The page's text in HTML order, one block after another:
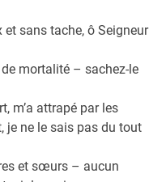
sans tache, ô Seigneur
mortalité – sachez-le
m’a attrapé par les
je ne le sais pas du tout
et sœurs – aucun